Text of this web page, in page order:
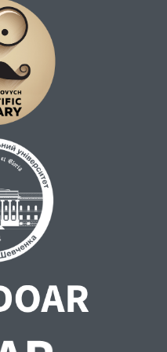
євхаристійного
що
роль у
духовної єдності
Через спільне
що
за наявності
сучасні
практики
що ускладнюють
що
для